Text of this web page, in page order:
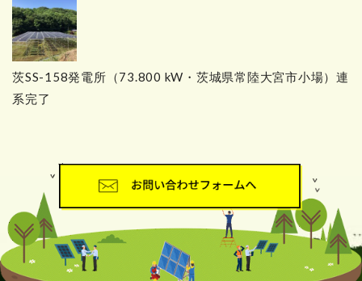
茨SS-158発電所（73.800 kW・茨城県常陸大宮市小場）連
系完了